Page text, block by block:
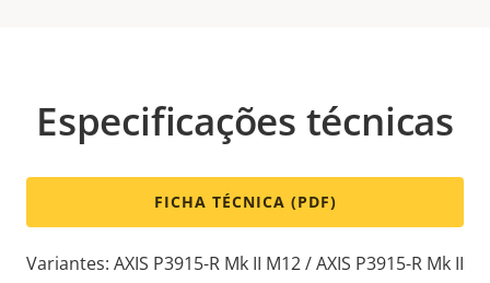
Especificações técnicas
FICHA TÉCNICA (PDF)
Variantes: AXIS P3915-R Mk II M12 / AXIS P3915-R Mk II